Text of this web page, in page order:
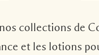
collections de
et les lotions